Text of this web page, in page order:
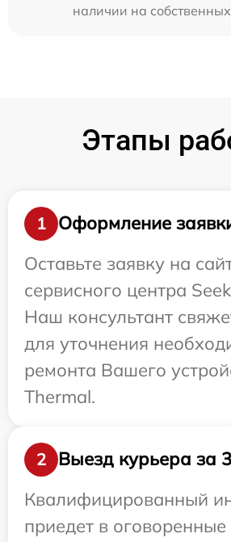
наличии на
Этапы
1
Оформление
Оставьте заявку на
сервисного центра
Наш консультант
для уточнения
ремонта Вашего
Thermal.
2
Выезд курьера за
Квалифицированный
приедет в